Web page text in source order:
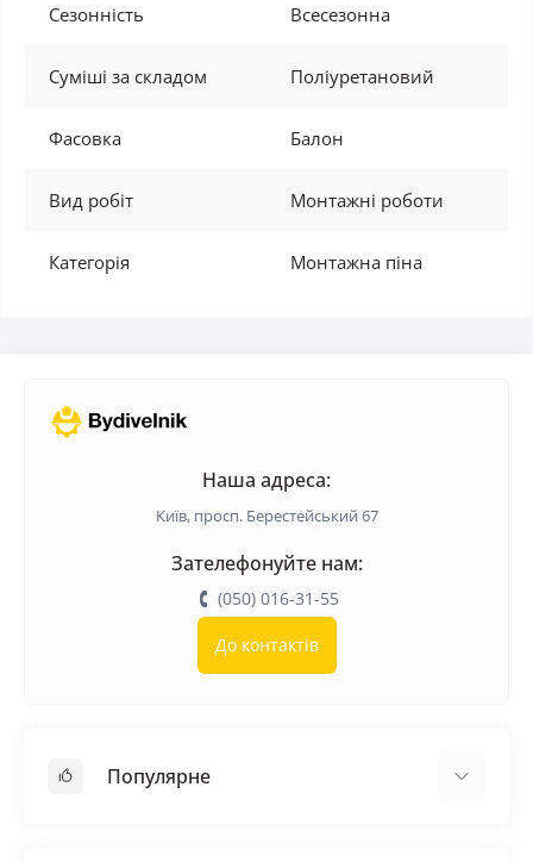
Сезонність Всесезонна
Суміші за складом Поліуретановий
Фасовка Балон
Вид робіт Монтажні роботи
Категорія Монтажна піна
Наша адреса:
Київ, просп. Берестейський 67
Зателефонуйте нам:
(050) 016-31-55
До контактів
Популярне